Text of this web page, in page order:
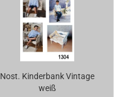
Nost. Kinderbank Vintage
weiß